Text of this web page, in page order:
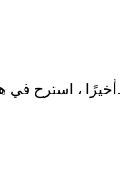
أخيرًا ، استرح في هذا الوضع لمدة 10 دقائق وخذ نفسًا عميقًا.